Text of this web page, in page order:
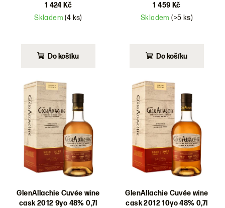
1 424 Kč
Skladem(4 ks)
Do košíku
1 459 Kč
Skladem(>5 ks)
Do košíku
GlenAllachie Cuvée wine
cask 2012 9yo 48% 0,7l
GlenAllachie Cuvée wine
cask 2012 10yo 48% 0,7l